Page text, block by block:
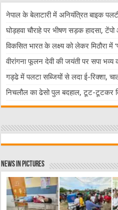
नेपाल के बेलाटारी में अनियंत्रित बाइक
घोड़हवा चौराहे पर भीषण सड़क हादसा,
विकसित भारत के लक्ष्य को लेकर मिठौरा में
वीरांगना फूलन देवी की जयंती पर सपा भव्य
गड्ढे में पलटा सब्जियों से लदा ई-रिक्शा,
निचलौल का ढेसो पुल बदहाल, टूट-टूटकर
News in Pictures